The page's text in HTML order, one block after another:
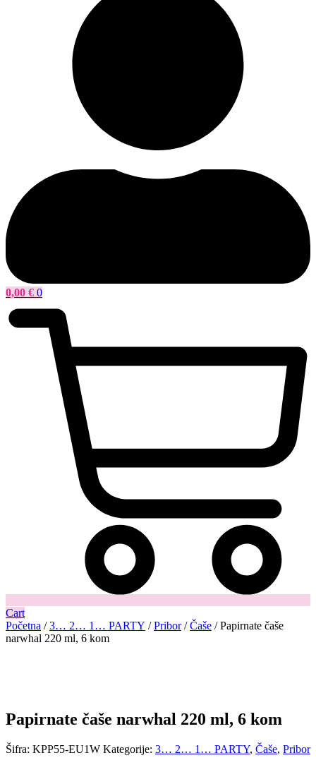
0,00 € 0
Cart
Početna /3… 2… 1… PARTY /Pribor/Čaše / Papirnate čaše
narwhal 220 ml, 6 kom
Papirnate čaše narwhal 220 ml, 6 kom
Šifra: KPP55-EU1W Kategorije: 3… 2… 1… PARTY, Čaše, Pribor